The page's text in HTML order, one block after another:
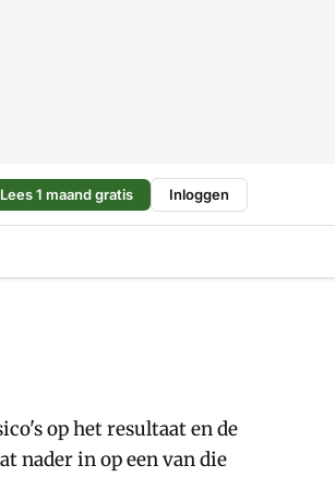
Lees 1 maand gratis Inloggen
op het resultaat en de
nader in op een van die